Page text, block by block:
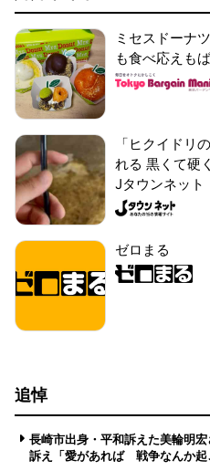
ミセスドーナ
も食べ応えも
「ヒクイドリ
れる 黒くて硬
Jタウンネット
ゼロまる
追悼
長崎市出身・平和訴えた美輪明
訴え「愛があれば 戦争なんか起